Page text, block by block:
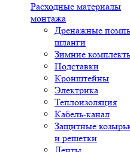
Расходные материалы
монтажа
Дренажные
шланги
Зимние
Подставки
Кронштейны
Электрика
Теплоизоляция
Кабель-канал
Защитные
и решетки